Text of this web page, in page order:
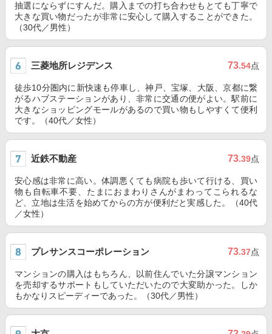
抽選にならずにすんだ。購入までの打ち合わせもとても丁寧で
大きな買い物だったが非常に安心して購入することができた。
（30代／男性）
三菱地所レジデンス 73.54点
徒歩10分圏内に新快速も停車し、神戸、宝塚、大阪、京都に繋
がるハブステーションがあり、非常に交通の便がよい。駅前に
大きなショッピングモールがあるので買い物もしやすくて便利
です。（40代／女性）
近鉄不動産 73.39点
安心感は非常に高い。体調悪くても病院も歩いて行ける、買い
物も自転車不要、たまにおまわりさんがまわってこられるな
ど、立地は生活を始めてからの方が便利だと実感した。（40代
／女性）
プレサンスコーポレーション 73.37点
マンションの購入はもちろん、以前住んでいた分譲マンション
を売却するサポートもしていただいたので大変助かった。しか
もかなりスピーディーであった。（30代／男性）